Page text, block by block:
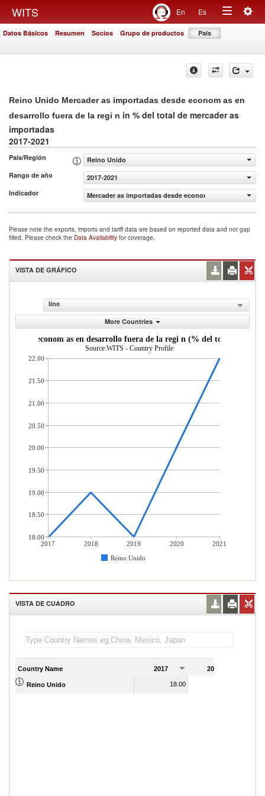
WITS En Es
Toggle
Datos Básicos Resumen Socios Grupo de productos País
Reino Unido Mercader as importadas desde econom as en
desarrollo fuera de la regi n in % del total de mercader as
importadas
2017-2021
País/Región
Reino Unido
Rango de año
2017-2021
Indicador
Mercader as importadas desde econom as en
Please note the exports, imports and tariff data are based on reported data and not gap
filled. Please check the Data Availability for coverage.
VISTA DE GRÁFICO
line
More Countries
desde econom as en desarrollo fuera de la regi n (% del total de
Source:WITS - Country Profile
2017 2018 2019 2020
2021
Reino Unido
22.00
21.50
21.00
20.50
20.00
19.50
19.00
18.50
18.00
VISTA DE CUADRO
Country Name 2017 2018
Reino Unido 18.00